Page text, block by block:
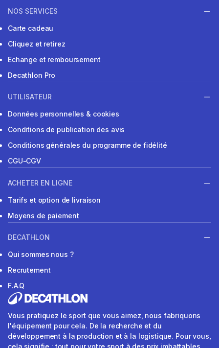
NOS SERVICES
Carte cadeau
Cliquez et retirez
Echange et remboursement
Decathlon Pro
UTILISATEUR
Données personnelles & cookies
Conditions de publication des avis
Conditions générales du programme de fidélité
CGU-CGV
ACHETER EN LIGNE
Tarifs et option de livraison
Moyens de paiement
DECATHLON
Qui sommes nous ?
Recrutement
F.A.Q
Vous pratiquez le sport que vous aimez, nous fabriquons
l'équipement pour cela. De la recherche et du
développement à la production et à la logistique. Pour vous,
cela signifie : tout pour votre sport à des prix imbattables.